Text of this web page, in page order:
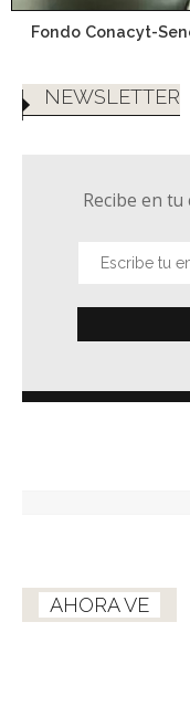
Fondo Conacyt-
NEWSLETTER
Recibe en
AHORA VE